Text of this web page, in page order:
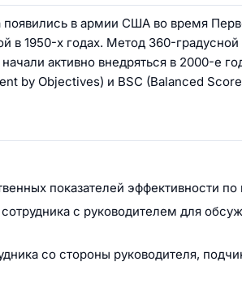
в армии США во время
в 1950-х годах. Метод 360-
активно внедряться в 2000-е
by Objectives) и BSC (Balanced
показателей эффективности
с руководителем для
со стороны руководителя,